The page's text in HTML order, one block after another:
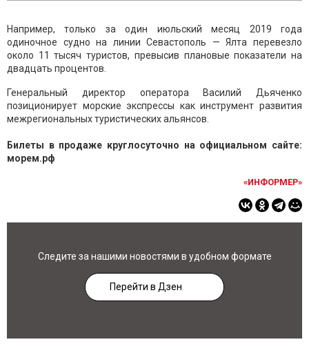
Например, только за один июльский месяц 2019 года
одиночное судно на линии Севастополь — Ялта перевезло
около 11 тысяч туристов, превысив плановые показатели на
двадцать процентов.
Генеральный директор оператора Василий Дьяченко
позиционирует морские экспрессы как инструмент развития
межрегиональных туристических альянсов.
Билеты в продаже круглосуточно на официальном сайте:
морем.рф
«ИНФОРМЕР»
Следите за нашими новостями в удобном формате
Перейти в Дзен